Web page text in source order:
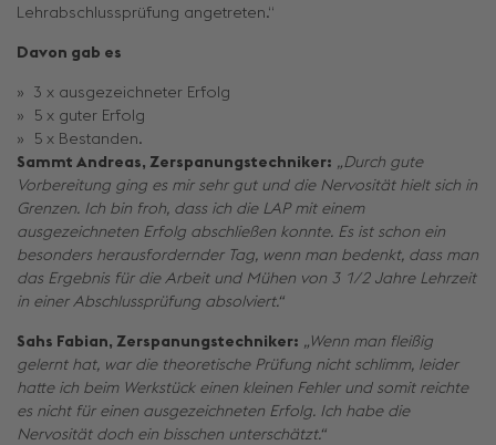
Lehrabschlussprüfung angetreten.“
Davon gab es
3 x ausgezeichneter Erfolg
5 x guter Erfolg
5 x Bestanden.
Sammt Andreas, Zerspanungstechniker: „Durch gute
Vorbereitung ging es mir sehr gut und die Nervosität hielt sich in
Grenzen. Ich bin froh, dass ich die LAP mit einem
ausgezeichneten Erfolg abschließen konnte. Es ist schon ein
besonders herausfordernder Tag, wenn man bedenkt, dass man
das Ergebnis für die Arbeit und Mühen von 3 1/2 Jahre Lehrzeit
in einer Abschlussprüfung absolviert.“
Sahs Fabian, Zerspanungstechniker: „Wenn man fleißig
gelernt hat, war die theoretische Prüfung nicht schlimm, leider
hatte ich beim Werkstück einen kleinen Fehler und somit reichte
es nicht für einen ausgezeichneten Erfolg. Ich habe die
Nervosität doch ein bisschen unterschätzt.“